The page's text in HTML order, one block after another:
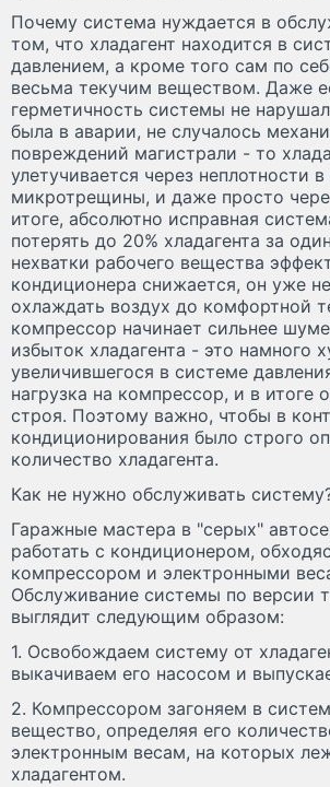
Почему система нуждается в
том, что хладагент находится в
давлением, а кроме того сам по
весьма текучим веществом. Даже
герметичность системы не
была в аварии, не случалось
повреждений магистрали - то
улетучивается через неплотности
микротрещины, и даже просто
итоге, абсолютно исправная
потерять до 20% хладагента за
нехватки рабочего вещества
кондиционера снижается, он уже
охлаждать воздух до комфортной
компрессор начинает сильнее
избыток хладагента - это намного
увеличившегося в системе
нагрузка на компрессор, и в итоге
строя. Поэтому важно, чтобы в
кондиционирования было строго
количество хладагента.
Как не нужно обслуживать
Гаражные мастера в "серых"
работать с кондиционером,
компрессором и электронными
Обслуживание системы по версии
выглядит следующим образом:
1. Освобождаем систему от
выкачиваем его насосом и
2. Компрессором загоняем в
вещество, определяя его
электронным весам, на которых
хладагентом.